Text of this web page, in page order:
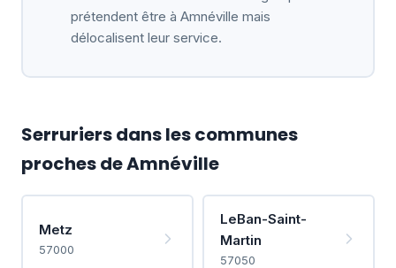
prétendent être à Amnéville mais
délocalisent leur service.
Serruriers dans les communes
proches de Amnéville
Metz
57000
LeBan-Saint-
Martin
57050